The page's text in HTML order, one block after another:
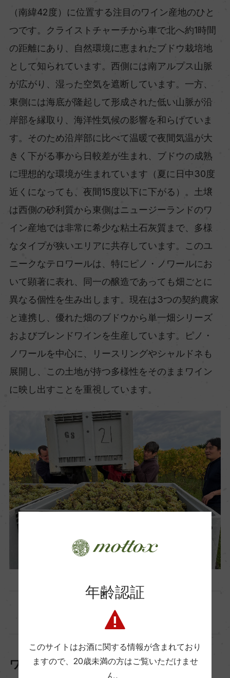
（南緯42度）に位置する注目のワイン産地のひと
つです。クライストチャーチから車で北へ約1時間
の距離にあり、自然環境に恵まれたブドウ栽培地
として知られています。西側には南アルプス山脈
が広がり、湿った空気を遮断しています。一方、
東側には海底が隆起して形成された低い山脈が沿
岸部を縁取り、海洋性気候の影響を和らげていま
す。そのため沿岸部に比べて温暖で夜間気温が大
きく下がる事から日較差が生まれ、ブドウの成熟
に理想的な環境が生まれています（夏に日中30度
近くになっても、夜間15度以下に下がる）。土壌
は西側の砂利質から東側はニュージーランドのワ
イン産地では非常に希少な粘土石灰質まで、多様
なタイプが狭いエリアに共存しています。このユ
ニークなテロワールは、特にピノ・ノワールにお
いて顕著に表れ、同一の醸造であっても畑ごとに
異なる個性を生み出します。現在は3つの契約農家
と連携し、優れた畑のブドウから単一畑シリーズ
およびブレンドワインを生産しています。ピノ・
ノワールを中心に、リースリングやシャルドネも
展開し、この土地が持つ多様性をそのままワイン
に映し出すことを重視しています。
ワイン造りの哲学と醸造
年齢認証
このサイトはお酒に関する情報が含まれており
ますので、 20歳未満の方はご覧いただけませ
ん。